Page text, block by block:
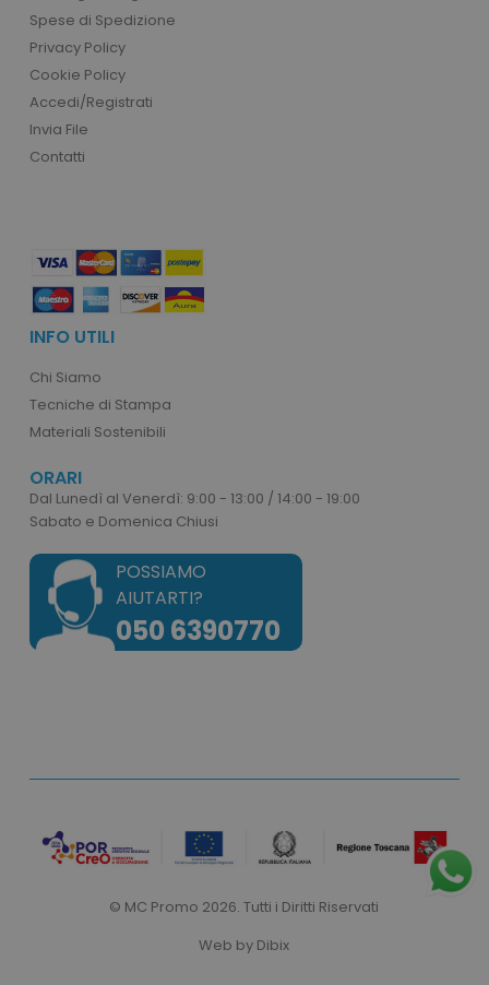
Spese di Spedizione
Privacy Policy
Cookie Policy
Accedi/Registrati
Invia File
Contatti
INFO UTILI
Chi Siamo
Tecniche di Stampa
Materiali Sostenibili
ORARI
Dal Lunedì al Venerdì: 9:00 - 13:00 / 14:00 - 19:00
Sabato e Domenica Chiusi
POSSIAMO
AIUTARTI?
050 6390770
© MC Promo 2026. Tutti i Diritti Riservati
Web by Dibix
product_data_storage
recently_viewed_product